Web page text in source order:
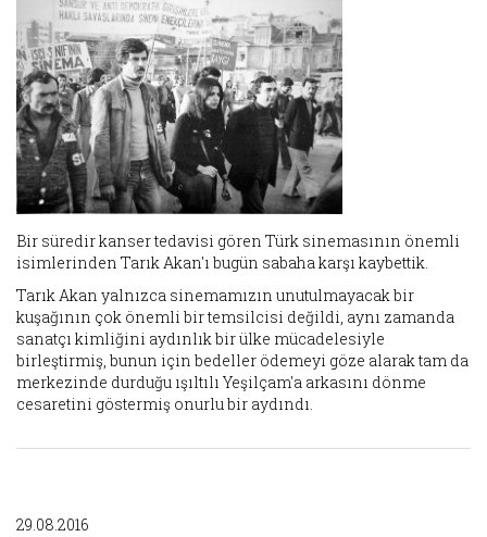
Bir süredir kanser tedavisi gören Türk sinemasının önemli
isimlerinden Tarık Akan'ı bugün sabaha karşı kaybettik.
Tarık Akan yalnızca sinemamızın unutulmayacak bir
kuşağının çok önemli bir temsilcisi değildi, aynı zamanda
sanatçı kimliğini aydınlık bir ülke mücadelesiyle
birleştirmiş, bunun için bedeller ödemeyi göze alarak tam da
merkezinde durduğu ışıltılı Yeşilçam'a arkasını dönme
cesaretini göstermiş onurlu bir aydındı.
29.08.2016